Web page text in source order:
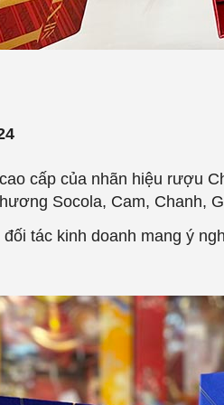
cấp của nhãn hiệu rượu
Socola, Cam, Chanh,
tác kinh doanh mang ý